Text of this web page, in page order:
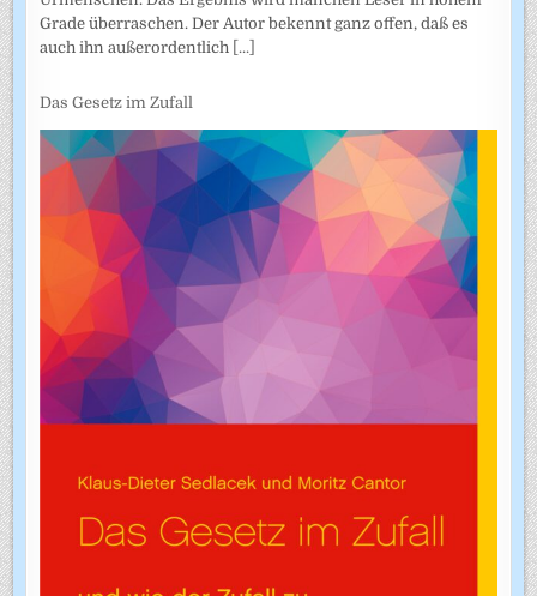
Grade überraschen. Der Autor bekennt ganz offen, daß es
auch ihn außerordentlich [...]
Das Gesetz im Zufall